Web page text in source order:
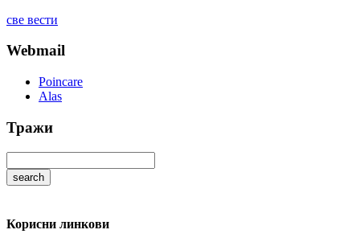
све вести
Webmail
Poincare
Alas
Тражи
Корисни линкови